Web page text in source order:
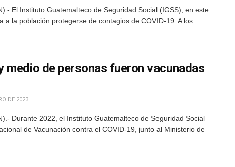
El Instituto Guatemalteco de Seguridad Social (IGSS), en este
la población protegerse de contagios de COVID-19. A los ...
medio de personas fueron vacunadas
DE 2023
Durante 2022, el Instituto Guatemalteco de Seguridad Social
de Vacunación contra el COVID-19, junto al Ministerio de